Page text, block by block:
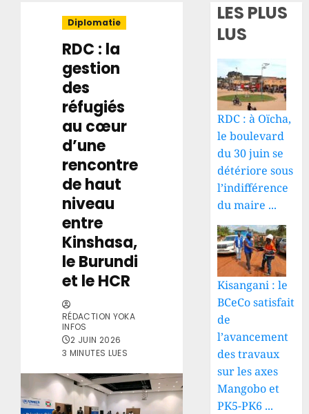
Diplomatie
RDC : la
gestion
des
réfugiés
au cœur
d’une
rencontre
de haut
niveau
entre
Kinshasa,
le Burundi
et le HCR
RÉDACTION YOKA
INFOS
2 JUIN 2026
3 MINUTES LUES
LES PLUS
LUS
RDC : à Oïcha,
le boulevard
du 30 juin se
détériore sous
l’indifférence
du maire ...
Kisangani : le
BCeCo satisfait
de
l’avancement
des travaux
sur les axes
Mangobo et
PK5-PK6 ...